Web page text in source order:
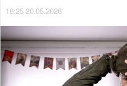
16:25 20.05.2026